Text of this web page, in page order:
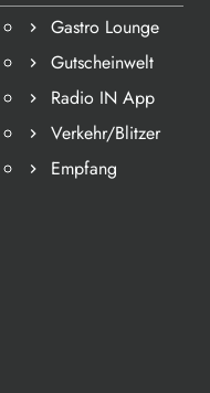
Gastro Lounge
Gutscheinwelt
Radio IN App
Verkehr/Blitzer
Empfang